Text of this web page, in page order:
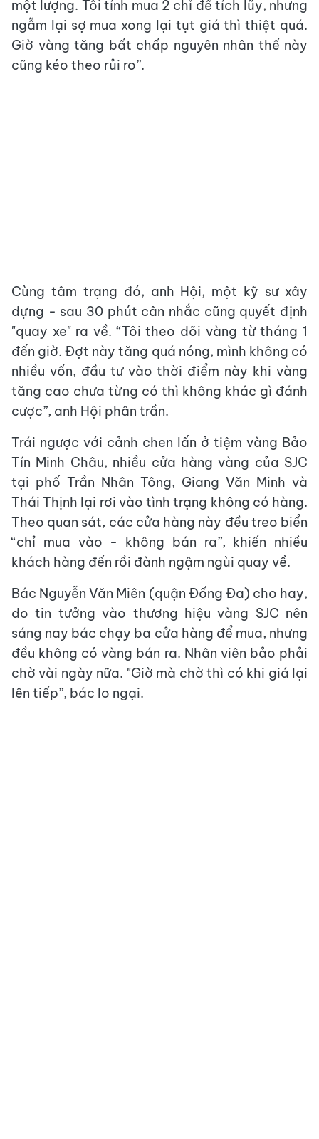
một lượng. Tôi tính mua 2 chỉ để tích lũy, nhưng
ngẫm lại sợ mua xong lại tụt giá thì thiệt quá.
Giờ vàng tăng bất chấp nguyên nhân thế này
cũng kéo theo rủi ro”.
Cùng tâm trạng đó, anh Hội, một kỹ sư xây
dựng - sau 30 phút cân nhắc cũng quyết định
"quay xe" ra về. “Tôi theo dõi vàng từ tháng 1
đến giờ. Đợt này tăng quá nóng, mình không có
nhiều vốn, đầu tư vào thời điểm này khi vàng
tăng cao chưa từng có thì không khác gì đánh
cược”, anh Hội phân trần.
Trái ngược với cảnh chen lấn ở tiệm vàng Bảo
Tín Minh Châu, nhiều cửa hàng vàng của SJC
tại phố Trần Nhân Tông, Giang Văn Minh và
Thái Thịnh lại rơi vào tình trạng không có hàng.
Theo quan sát, các cửa hàng này đều treo biển
“chỉ mua vào - không bán ra”, khiến nhiều
khách hàng đến rồi đành ngậm ngùi quay về.
Bác Nguyễn Văn Miên (quận Đống Đa) cho hay,
do tin tưởng vào thương hiệu vàng SJC nên
sáng nay bác chạy ba cửa hàng để mua, nhưng
đều không có vàng bán ra. Nhân viên bảo phải
chờ vài ngày nữa. "Giờ mà chờ thì có khi giá lại
lên tiếp”, bác lo ngại.